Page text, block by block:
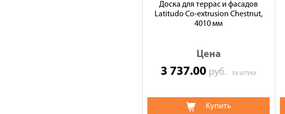
Доска для террас и фасадов
Latitudo Co-extrusion Chestnut,
4010 мм
Цена
3 737.00 руб.за штуку
Купить